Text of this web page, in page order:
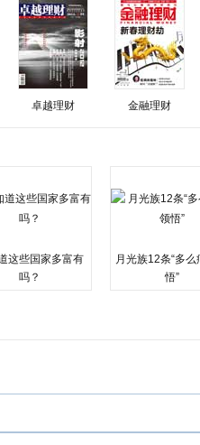
卓越理财 金融理财
这些国家多富有
吗？
月光族12条“多么
悟”